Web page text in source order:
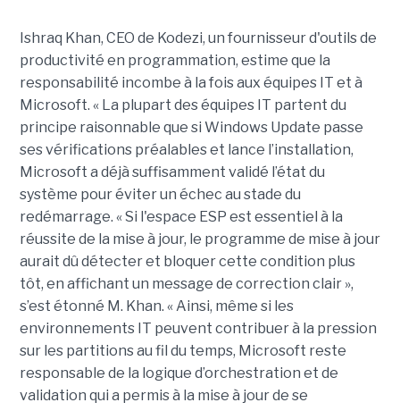
Ishraq Khan, CEO de Kodezi, un fournisseur d'outils de
productivité en programmation, estime que la
responsabilité incombe à la fois aux équipes IT et à
Microsoft. « La plupart des équipes IT partent du
principe raisonnable que si Windows Update passe
ses vérifications préalables et lance l’installation,
Microsoft a déjà suffisamment validé l’état du
système pour éviter un échec au stade du
redémarrage. « Si l'espace ESP est essentiel à la
réussite de la mise à jour, le programme de mise à jour
aurait dû détecter et bloquer cette condition plus
tôt, en affichant un message de correction clair »,
s’est étonné M. Khan. « Ainsi, même si les
environnements IT peuvent contribuer à la pression
sur les partitions au fil du temps, Microsoft reste
responsable de la logique d’orchestration et de
validation qui a permis à la mise à jour de se